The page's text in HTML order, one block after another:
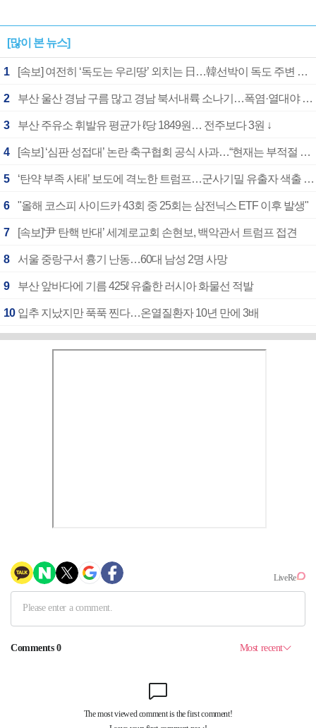
[많이 본 뉴스]
1 [속보] 여전히 ‘독도는 우리땅’ 외치는 日…韓선박이 독도 주변 해양조사 활동하자 반발
2 부산 울산 경남 구름 많고 경남 북서내륙 소나기…폭염·열대야 계속
3 부산 주유소 휘발유 평균가 ℓ당 1849원… 전주보다 3원 ↓
4 [속보] ‘심판 성접대’ 논란 축구협회 공식 사과…“현재는 부적절 행위 없어”
5 ‘탄약 부족 사태’ 보도에 격노한 트럼프…군사기밀 유출자 색출 지시
6 "올해 코스피 사이드카 43회 중 25회는 삼전닉스 ETF 이후 발생"
7 [속보]‘尹 탄핵 반대’ 세계로교회 손현보, 백악관서 트럼프 접견
8 서울 중랑구서 흉기 난동…60대 남성 2명 사망
9 부산 앞바다에 기름 425ℓ 유출한 러시아 화물선 적발
10 입추 지났지만 푹푹 찐다…온열질환자 10년 만에 3배